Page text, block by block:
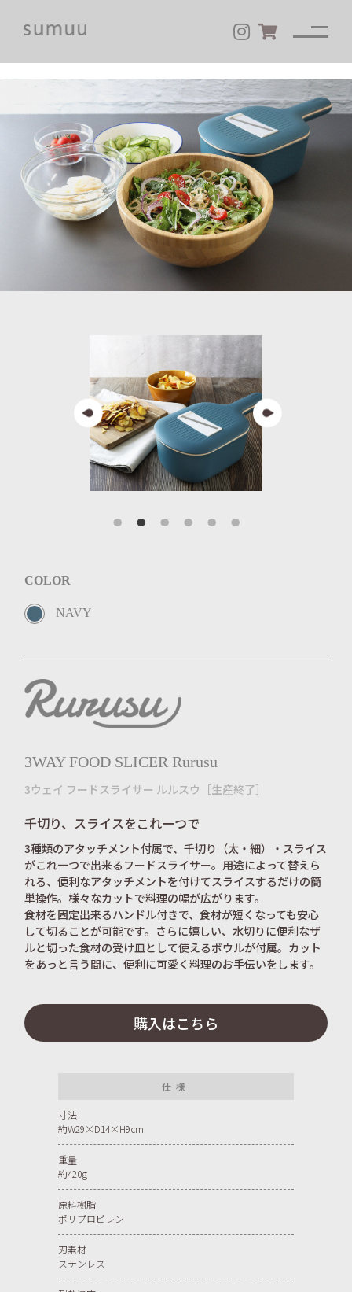
3WAY FOOD SLICER Rurusu
3ウェイ フードスライサー ルルスウ［生産終了］
千切り、スライスをこれ一つで
3種類のアタッチメント付属で、千切り（太・細）・スライス
がこれ一つで出来るフードスライサー。用途によって替えら
れる、便利なアタッチメントを付けてスライスするだけの簡
単操作。様々なカットで料理の幅が広がります。
食材を固定出来るハンドル付きで、食材が短くなっても安心
して切ることが可能です。さらに嬉しい、水切りに便利なザ
ルと切った食材の受け皿として使えるボウルが付属。カット
をあっと言う間に、便利に可愛く料理のお手伝いをします。
購入はこちら
COLOR
NAVY
仕様
寸法
約W29×D14×H9cm
重量
約420g
原料樹脂
ポリプロピレン
刃素材
ステンレス